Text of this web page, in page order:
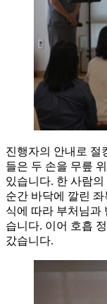
진행자의 안내로 절
들은 두 손을 무릎
있습니다. 한 사람
순간 바닥에 깔린
식에 따라 부처님과
습니다. 이어 호흡
갔습니다.